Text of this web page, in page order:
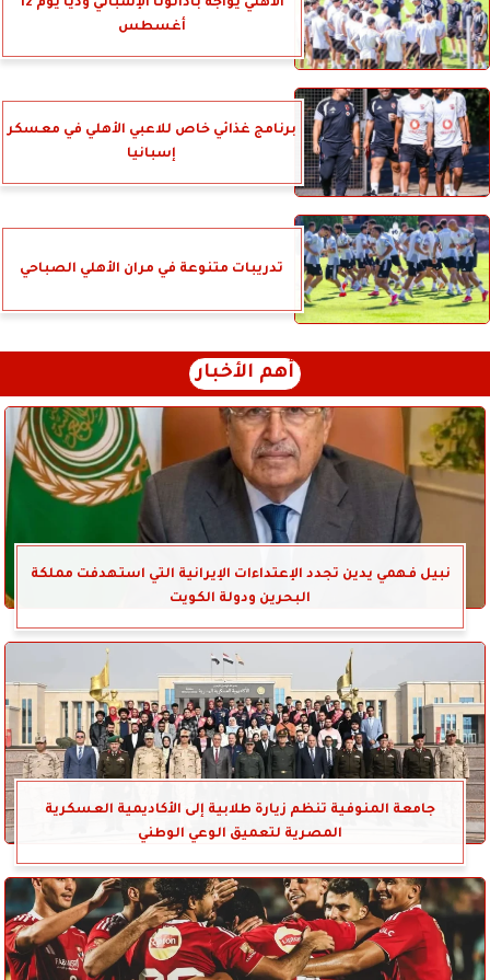
الأهلي يواجه بادالونا الإسباني وديًّا يوم 12
أغسطس
برنامج غذائي خاص للاعبي الأهلي في معسكر
إسبانيا
تدريبات متنوعة في مران الأهلي الصباحي
أهم الأخبار
نبيل فهمي يدين تجدد الإعتداءات الإيرانية التي استهدفت مملكة
البحرين ودولة الكويت
جامعة المنوفية تنظم زيارة طلابية إلى الأكاديمية العسكرية
المصرية لتعميق الوعي الوطني